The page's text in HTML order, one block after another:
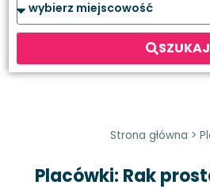
SZUKAJ
Strona główna >
Placówki: Rak